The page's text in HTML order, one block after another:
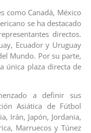
como Canadá, México
se ha destacado
directos.
Ecuador y Uruguay
Mundo. Por su parte,
única plaza directa de
a definir sus
Asiática de Fútbol
Irán, Japón, Jordania,
Marruecos y Túnez